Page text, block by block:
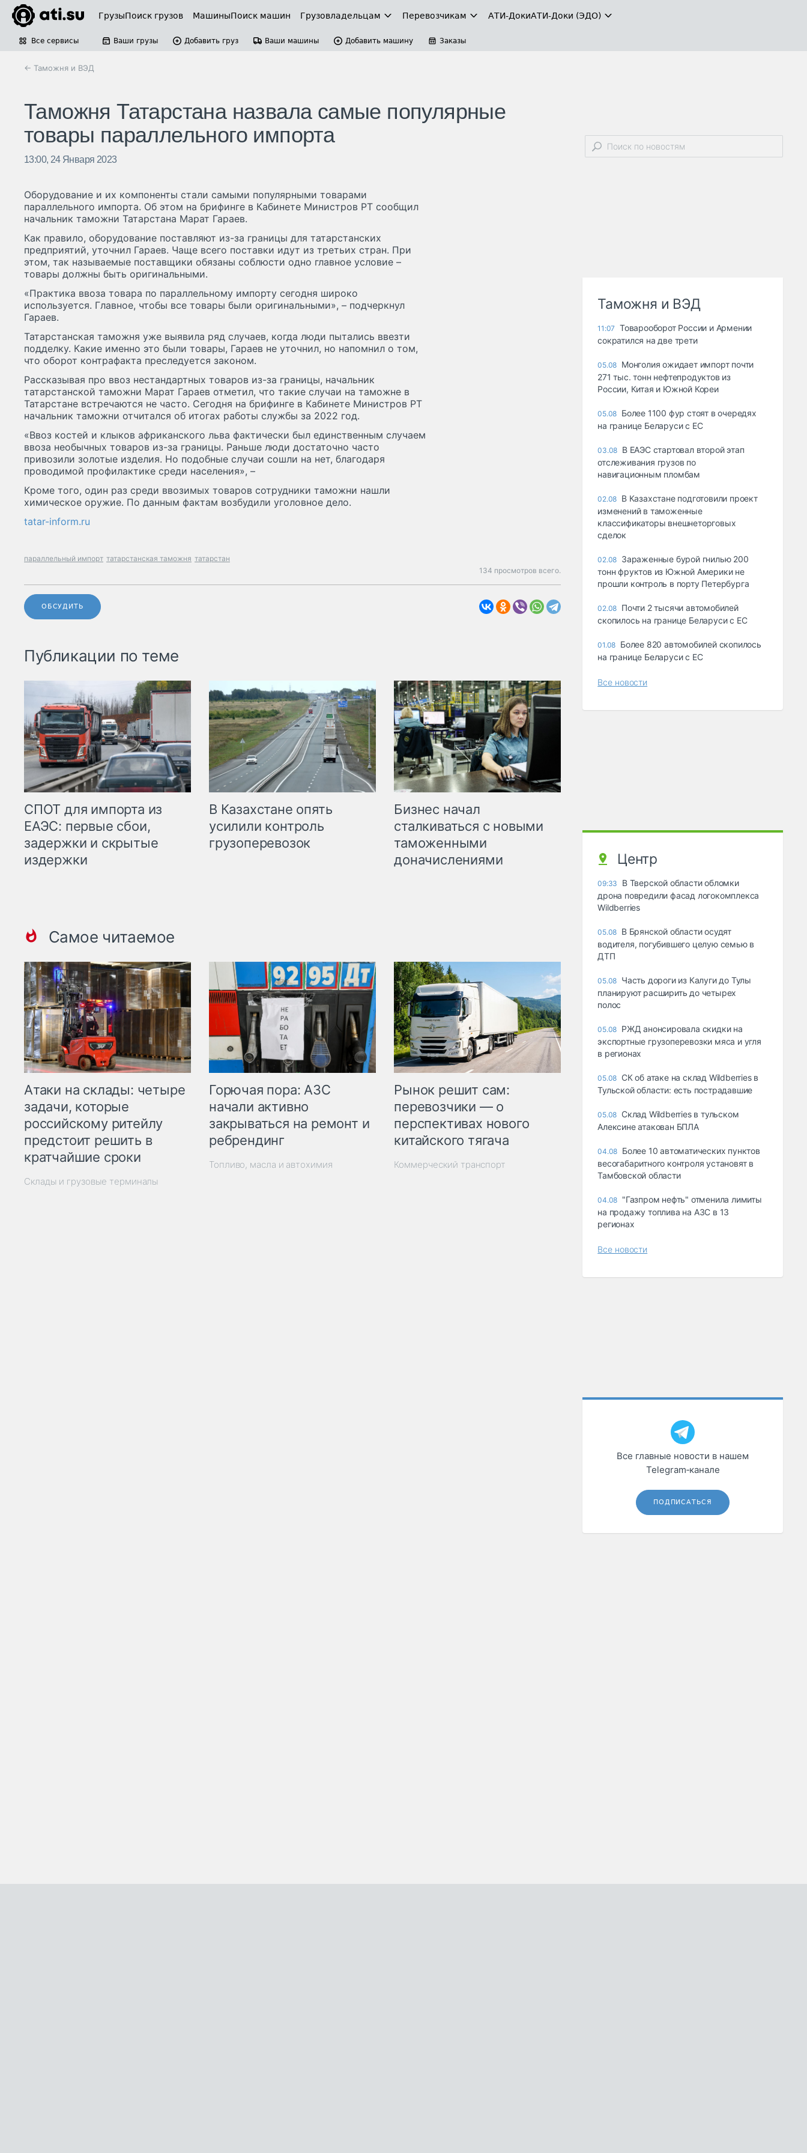
ГрузыПоиск грузов МашиныПоиск машин Грузовладельцам Перевозчикам АТИ-ДокиАТИ-Доки (ЭДО)
Все сервисы Ваши грузы Добавить груз Ваши машины Добавить машину Заказы
← Таможня и ВЭД
Таможня Татарстана назвала самые популярные
товары параллельного импорта
13:00, 24 Января 2023
Оборудование и их компоненты стали самыми популярными товарами
параллельного импорта. Об этом на брифинге в Кабинете Министров РТ сообщил
начальник таможни Татарстана Марат Гараев.
Как правило, оборудование поставляют из-за границы для татарстанских
предприятий, уточнил Гараев. Чаще всего поставки идут из третьих стран. При
этом, так называемые поставщики обязаны соблюсти одно главное условие –
товары должны быть оригинальными.
«Практика ввоза товара по параллельному импорту сегодня широко
используется. Главное, чтобы все товары были оригинальными», – подчеркнул
Гараев.
Татарстанская таможня уже выявила ряд случаев, когда люди пытались ввезти
подделку. Какие именно это были товары, Гараев не уточнил, но напомнил о том,
что оборот контрафакта преследуется законом.
Рассказывая про ввоз нестандартных товаров из-за границы, начальник
татарстанской таможни Марат Гараев отметил, что такие случаи на таможне в
Татарстане встречаются не часто. Сегодня на брифинге в Кабинете Министров РТ
начальник таможни отчитался об итогах работы службы за 2022 год.
«Ввоз костей и клыков африканского льва фактически был единственным случаем
ввоза необычных товаров из-за границы. Раньше люди достаточно часто
привозили золотые изделия. Но подобные случаи сошли на нет, благодаря
проводимой профилактике среди населения», –
Кроме того, один раз среди ввозимых товаров сотрудники таможни нашли
химическое оружие. По данным фактам возбудили уголовное дело.
tatar-inform.ru
параллельный импорт татарстанская таможня татарстан
134 просмотров всего.
ОБСУДИТЬ
Публикации по теме
СПОТ для импорта из
ЕАЭС: первые сбои,
задержки и скрытые
издержки
В Казахстане опять
усилили контроль
грузоперевозок
Бизнес начал
сталкиваться с новыми
таможенными
доначислениями
Самое читаемое
Атаки на склады: четыре
задачи, которые
российскому ритейлу
предстоит решить в
кратчайшие сроки
Склады и грузовые терминалы
Горючая пора: АЗС
начали активно
закрываться на ремонт и
ребрендинг
Топливо, масла и автохимия
Рынок решит сам:
перевозчики — о
перспективах нового
китайского тягача
Коммерческий транспорт
Таможня и ВЭД
11:07
Товарооборот России и Армении
сократился на две трети
05.08 Монголия ожидает импорт почти
271 тыс. тонн нефтепродуктов из
России, Китая и Южной Кореи
05.08 Более 1100 фур стоят в очередях
на границе Беларуси с ЕС
03.08 В ЕАЭС стартовал второй этап
отслеживания грузов по
навигационным пломбам
02.08 В Казахстане подготовили проект
изменений в таможенные
классификаторы внешнеторговых
сделок
02.08 Зараженные бурой гнилью 200
тонн фруктов из Южной Америки не
прошли контроль в порту Петербурга
02.08 Почти 2 тысячи автомобилей
скопилось на границе Беларуси с ЕС
01.08 Более 820 автомобилей скопилось
на границе Беларуси с ЕС
Все новости
Центр
09:33
В Тверской области обломки
дрона повредили фасад логокомплекса
Wildberries
05.08 В Брянской области осудят
водителя, погубившего целую семью в
ДТП
05.08 Часть дороги из Калуги до Тулы
планируют расширить до четырех
полос
05.08 РЖД анонсировала скидки на
экспортные грузоперевозки мяса и угля
в регионах
05.08 СК об атаке на склад Wildberries в
Тульской области: есть пострадавшие
05.08 Склад Wildberries в тульском
Алексине атакован БПЛА
04.08 Более 10 автоматических пунктов
весогабаритного контроля установят в
Тамбовской области
04.08 "Газпром нефть" отменила лимиты
на продажу топлива на АЗС в 13
регионах
Все новости
Все главные новости в нашем
Telegram‑канале
ПОДПИСАТЬСЯ